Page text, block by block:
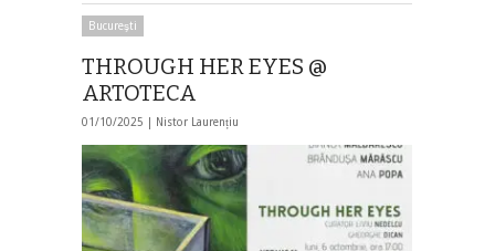
Bucureşti
THROUGH HER EYES @
ARTOTECA
01/10/2025 | Nistor Laurențiu